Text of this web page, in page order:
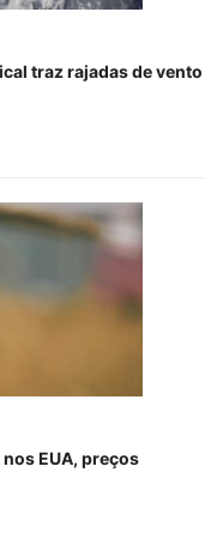
traz rajadas de vento
EUA, preços